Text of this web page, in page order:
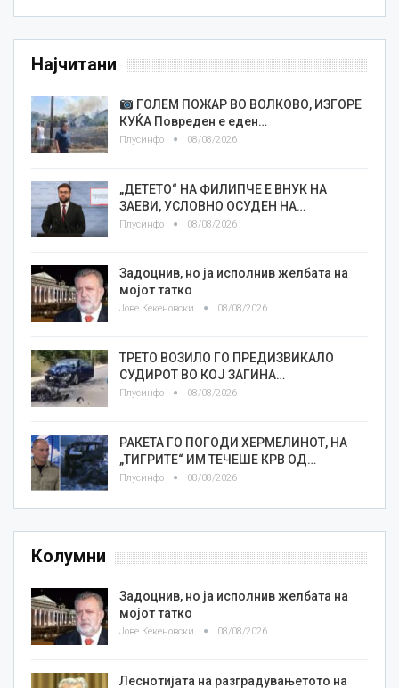
Најчитани
ГОЛЕМ ПОЖАР ВО ВОЛКОВО, ИЗГОРЕ
КУЌА Повреден е еден…
Плусинфо 08/08/2026
„ДЕТЕТО“ НА ФИЛИПЧЕ Е ВНУК НА
ЗАЕВИ, УСЛОВНО ОСУДЕН НА…
Плусинфо 08/08/2026
Задоцнив, но ја исполнив желбата на
мојот татко
Јове Кекеновски 08/08/2026
ТРЕТО ВОЗИЛО ГО ПРЕДИЗВИКАЛО
СУДИРОТ ВО КОЈ ЗАГИНА…
Плусинфо 08/08/2026
РАКЕТА ГО ПОГОДИ ХЕРМЕЛИНОТ, НА
„ТИГРИТЕ“ ИМ ТЕЧЕШЕ КРВ ОД…
Плусинфо 08/08/2026
Колумни
Задоцнив, но ја исполнив желбата на
мојот татко
Јове Кекеновски 08/08/2026
Леснотијата на разградувањетото на